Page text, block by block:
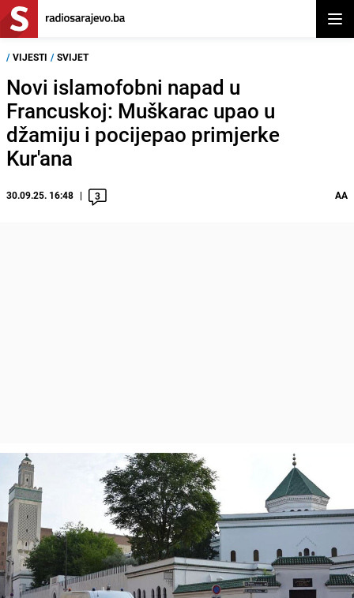
/ VIJESTI / SVIJET
Novi islamofobni napad u
Francuskoj: Muškarac upao u
džamiju i pocijepao primjerke
Kur'ana
30.09.25. 16:48 3 AA